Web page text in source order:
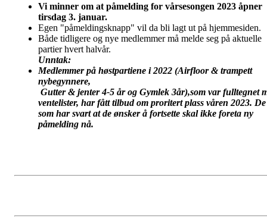
Vi minner om at påmelding for vårsesongen 2023 åpner
tirsdag 3. januar.
Egen "påmeldingsknapp" vil da bli lagt ut på hjemmesiden.
Både tidligere og nye medlemmer må melde seg på aktuelle
partier hvert halvår.
Unntak:
Medlemmer på høstpartiene i 2022 (Airfloor & trampett
nybegynnere,
Gutter & jenter 4-5 år og Gymlek 3år),som var fulltegnet
ventelister, har fått tilbud om proritert plass våren 2023. De
som har svart at de ønsker å fortsette skal ikke foreta ny
påmelding nå.